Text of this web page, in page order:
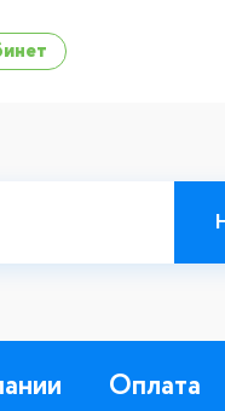
Оплата